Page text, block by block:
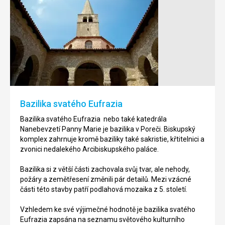
Bazilika svatého Eufrazia
Bazilika svatého Eufrazia nebo také katedrála
Nanebevzetí Panny Marie je bazilika v Poreči. Biskupský
komplex zahrnuje kromě baziliky také sakristie, křtitelnici a
zvonici nedalekého Arcibiskupského paláce.
Bazilika si z větší části zachovala svůj tvar, ale nehody,
požáry a zemětřesení změnili pár detailů. Mezi vzácné
části této stavby patří podlahová mozaika z 5. století.
Vzhledem ke své výjimečné hodnotě je bazilika svatého
Eufrazia zapsána na seznamu světového kulturního
Zřícenina
Dvigrad
Několik
kilometrů
západně
od
Kanfanaru
nacházejí
středověkého
města
Dvigrad.
Osídlení
zaniklo
Grožnjan
-
město
umělců
Jedná
se
o
městský
komplex
nacházející
řeky
Mirna.
Městečko
téměř
nedotčené